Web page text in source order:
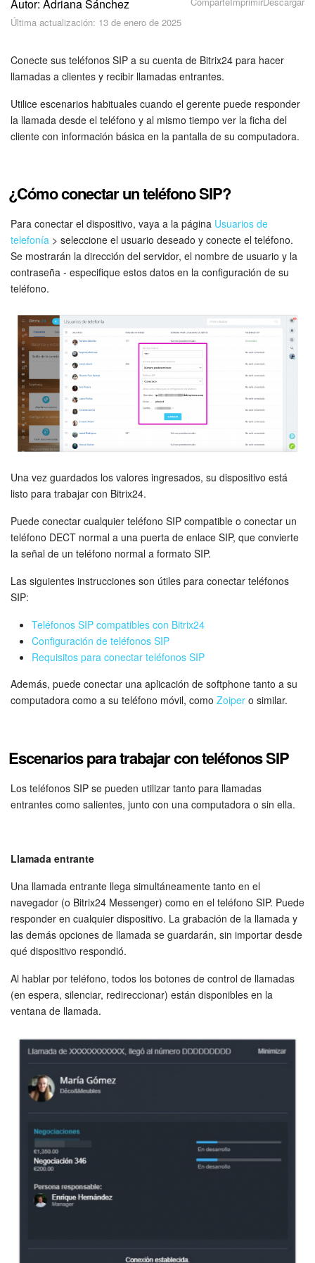
Seguridad
Cómo empezar
Feed
Messenger
Bitrix24 Drive
Webmail
Grupos de trabajo
Tareas
Proyectos con IA
CoPilot - IA en Bitrix24
CRM
Reserva
Contact center
Sales center
BI Builder
Bitrix24 Market
Sitios web
CRM + Online store
Tienda CRM
Firma electrónica
Firma electrónica para RR. HH.
Automatización
Flujos de trabajo
Marketing
Gestión del inventario
Widget del empleado
Configuraciones de la cuenta
Autor: Adriana Sánchez
Última actualización: 13 de enero de 2025
Conecte sus teléfonos SIP a su cuenta de Bitrix24 para hacer
llamadas a clientes y recibir llamadas entrantes.
Utilice escenarios habituales cuando el gerente puede responder
la llamada desde el teléfono y al mismo tiempo ver la ficha del
cliente con información básica en la pantalla de su computadora.
¿Cómo conectar un teléfono SIP?
Para conectar el dispositivo, vaya a la página Usuarios de
telefonía > seleccione el usuario deseado y conecte el teléfono.
Se mostrarán la dirección del servidor, el nombre de usuario y la
contraseña - especifique estos datos en la configuración de su
teléfono.
Una vez guardados los valores ingresados, su dispositivo está
listo para trabajar con Bitrix24.
Puede conectar cualquier teléfono SIP compatible o conectar un
teléfono DECT normal a una puerta de enlace SIP, que convierte
la señal de un teléfono normal a formato SIP.
Las siguientes instrucciones son útiles para conectar teléfonos
SIP:
Teléfonos SIP compatibles con Bitrix24
Configuración de teléfonos SIP
Requisitos para conectar teléfonos SIP
Además, puede conectar una aplicación de softphone tanto a su
computadora como a su teléfono móvil, como Zoiper o similar.
Escenarios para trabajar con teléfonos SIP
Los teléfonos SIP se pueden utilizar tanto para llamadas
entrantes como salientes, junto con una computadora o sin ella.
Llamada entrante
Una llamada entrante llega simultáneamente tanto en el
navegador (o Bitrix24 Messenger) como en el teléfono SIP. Puede
responder en cualquier dispositivo. La grabación de la llamada y
las demás opciones de llamada se guardarán, sin importar desde
qué dispositivo respondió.
Al hablar por teléfono, todos los botones de control de llamadas
(en espera, silenciar, redireccionar) están disponibles en la
ventana de llamada.